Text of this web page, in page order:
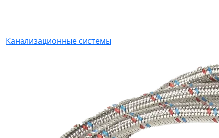
Канализационные системы